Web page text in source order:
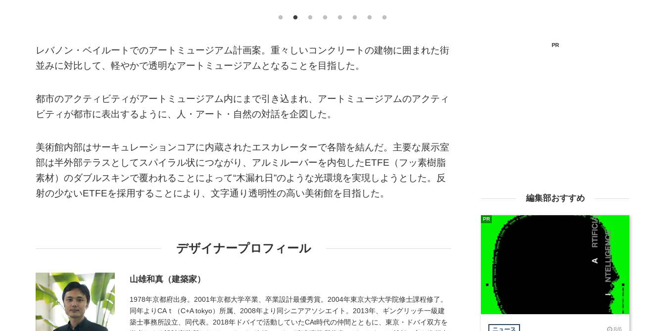
レバノン・ベイルートでのアートミュージアム計画案。重々しいコンクリートの建物に囲まれた街
並みに対比して、軽やかで透明なアートミュージアムとなることを目指した。
都市のアクティビティがアートミュージアム内にまで引き込まれ、アートミュージアムのアクティ
ビティが都市に表出するように、人・アート・自然の対話を企図した。
美術館内部はサーキュレーションコアに内蔵されたエスカレーターで各階を結んだ。主要な展示室
部は半外部テラスとしてスパイラル状につながり、アルミルーバーを内包したETFE（フッ素樹脂
素材）のダブルスキンで覆われることによって“木漏れ日”のような光環境を実現しようとした。反
射の少ないETFEを採用することにより、文字通り透明性の高い美術館を目指した。
デザイナープロフィール
山雄和真（建築家）
1978年京都府出身。2001年京都大学卒業、卒業設計最優秀賞。2004年東京大学大学院修士課程修了。
同年よりCAｔ（C+A tokyo）所属、2008年より同シニアアソシエイト。2013年、ギングリッチ一級建
築士事務所設立、同代表。2018年ドバイで活動していたCAt時代の仲間とともに、東京・ドバイ双方を
PR
編集部おすすめ
ニュース 8/6
PR